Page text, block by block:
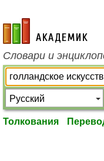
academic.ru
Словари и
Толкования